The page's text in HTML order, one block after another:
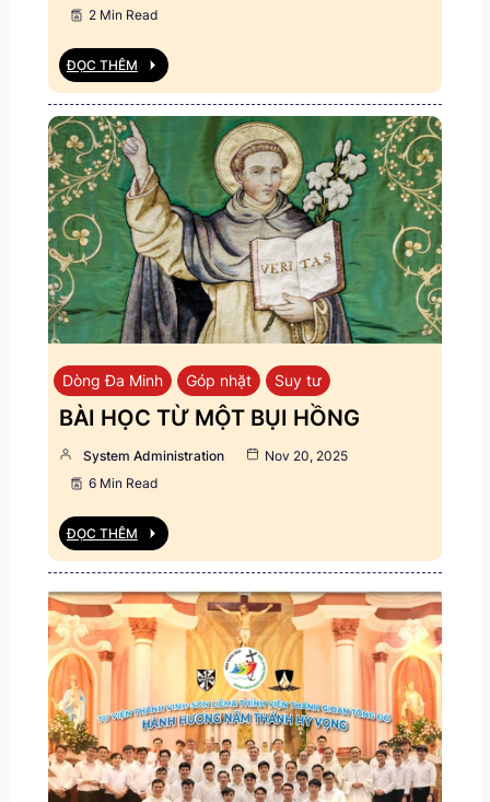
2 Min Read
ĐỌC THÊM
Dòng Đa Minh Góp nhặt Suy tư
BÀI HỌC TỪ MỘT BỤI HỒNG
System Administration
Nov 20, 2025
6 Min Read
ĐỌC THÊM